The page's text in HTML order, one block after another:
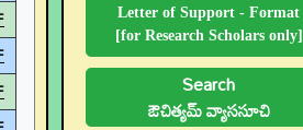
Letter of Support - Format
[for Research Scholars only]
Search
ఔచిత్యమ్ వ్యాససూచి